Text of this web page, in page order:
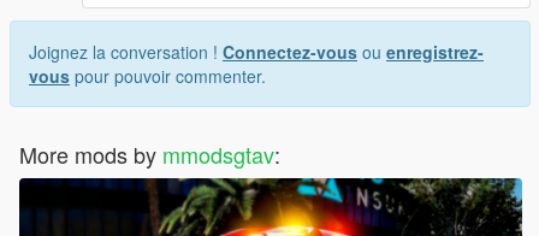
Joignez la conversation ! Connectez-vous ou enregistrez-
vous pour pouvoir commenter.
More mods by mmodsgtav: